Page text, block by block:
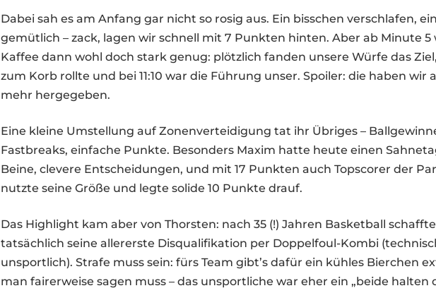
Dabei sah es am Anfang gar nicht so rosig aus. Ein bisschen verschlafen,
gemütlich – zack, lagen wir schnell mit 7 Punkten hinten. Aber ab Minute 5
Kaffee dann wohl doch stark genug: plötzlich fanden unsere Würfe das
zum Korb rollte und bei 11:10 war die Führung unser. Spoiler: die haben wir
mehr hergegeben.
Eine kleine Umstellung auf Zonenverteidigung tat ihr Übriges –
Fastbreaks, einfache Punkte. Besonders Maxim hatte heute einen
Beine, clevere Entscheidungen, und mit 17 Punkten auch Topscorer der
nutzte seine Größe und legte solide 10 Punkte drauf.
Das Highlight kam aber von Thorsten: nach 35 (!) Jahren Basketball
tatsächlich seine allererste Disqualifikation per Doppelfoul-Kombi
unsportlich). Strafe muss sein: fürs Team gibt’s dafür ein kühles Bierchen
man fairerweise sagen muss – das unsportliche war eher ein „beide halten